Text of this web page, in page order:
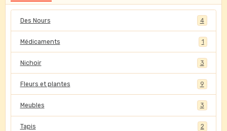
Des Nours 4
Médicaments 1
Nichoir 3
Fleurs et plantes 9
Meubles 3
Tapis 2